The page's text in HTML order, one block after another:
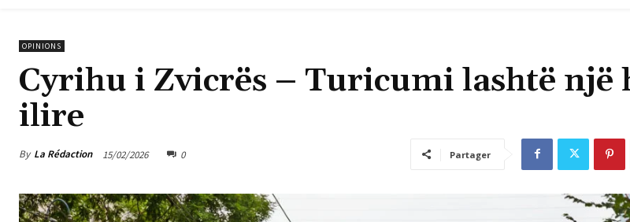
OPINIONS
Cyrihu i Zvicrës – Turicumi lashtë një
ilire
By La Rédaction 15/02/2026 0 Partager